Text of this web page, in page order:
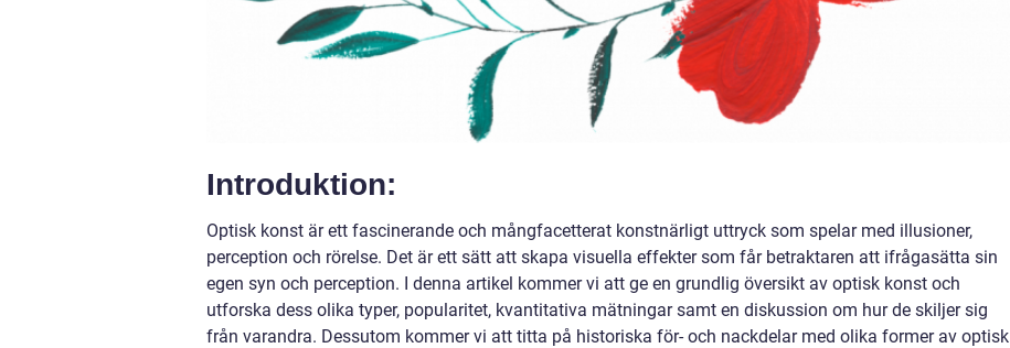
Introduktion:
Optisk konst är ett fascinerande och mångfacetterat konstnärligt uttryck som spelar med illusioner,
perception och rörelse. Det är ett sätt att skapa visuella effekter som får betraktaren att ifrågasätta sin
egen syn och perception. I denna artikel kommer vi att ge en grundlig översikt av optisk konst och
utforska dess olika typer, popularitet, kvantitativa mätningar samt en diskussion om hur de skiljer sig
från varandra. Dessutom kommer vi att titta på historiska för- och nackdelar med olika former av optisk